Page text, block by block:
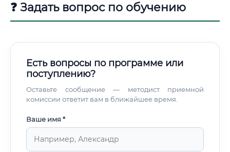
❓ Задать вопрос по обучению
Есть вопросы по программе или
поступлению?
Оставьте сообщение — методист приемной
комиссии ответит вам в ближайшее время.
Ваше имя *